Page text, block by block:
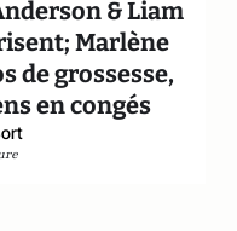
& Liam
Marlène
de grossesse,
en congés